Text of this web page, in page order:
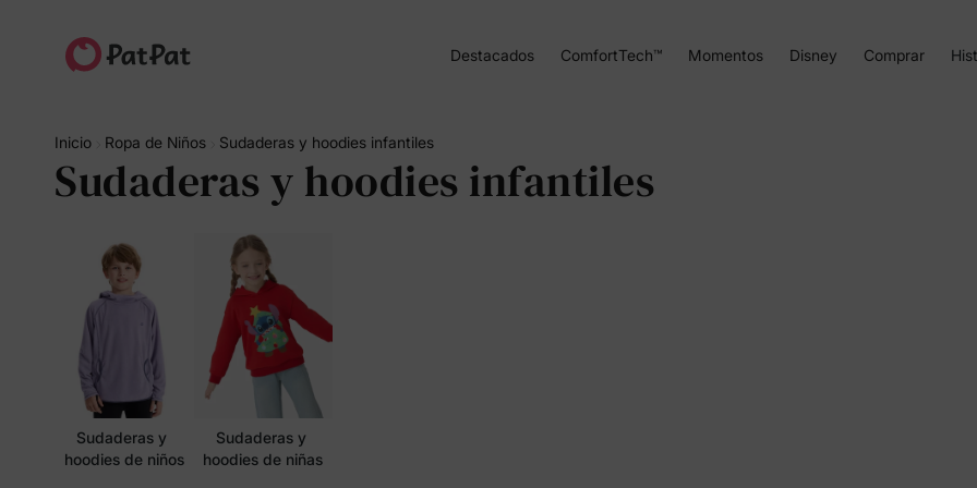
Destacados ComfortTech™ Momentos Disney Comprar
Inicio Ropa de Niños Sudaderas y hoodies infantiles
Sudaderas y hoodies infantiles
Sudaderas y
hoodies de niños
Sudaderas y
hoodies de niñas